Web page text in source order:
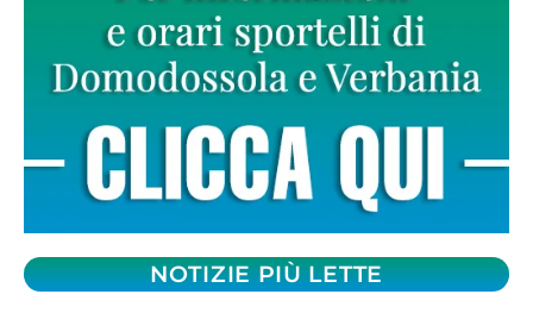
NOTIZIE PIÙ LETTE